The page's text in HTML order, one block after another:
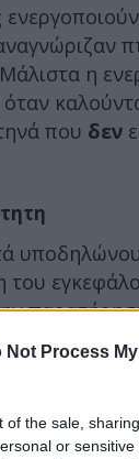
Not Process
of the sale,
or
η
που δεν
οι
μη-οικεία